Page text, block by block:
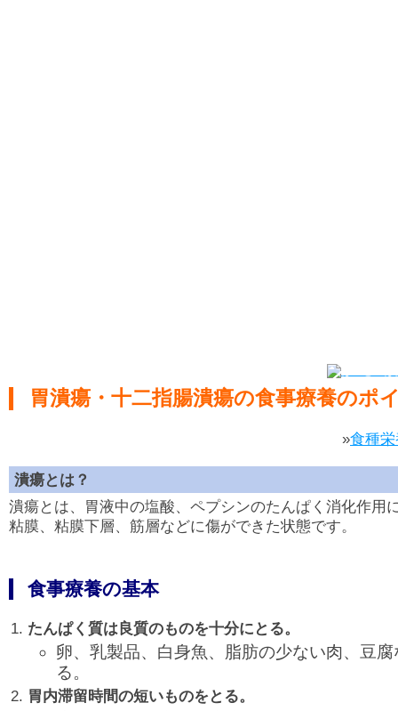
胃潰瘍・十二指腸潰瘍の食事療養のポ
»食種
潰瘍とは？
潰瘍とは、胃液中の塩酸、ペプシンのたんぱく消化作用
粘膜、粘膜下層、筋層などに傷ができた状態です。
食事療養の基本
たんぱく質は良質のものを十分にとる。
卵、乳製品、白身魚、脂肪の少ない肉、豆
る。
胃内滞留時間の短いものをとる。